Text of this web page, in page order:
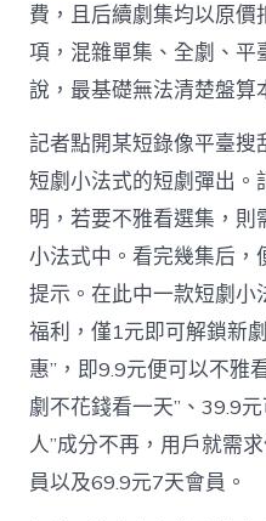
費，且后續劇集均以原
項，混雜單集、全劇、平
說，最基礎無法清楚盤算
記者點開某短錄像平臺搜
短劇小法式的短劇彈出。
明，若要不雅看選集，
小法式中。看完幾集后，
提示。在此中一款短劇小
福利，僅1元即可解鎖新
惠”，即9.9元便可以不雅
劇不花錢看一天”、39.9
人”成分不再，用戶就需
員以及69.9元7天會員。